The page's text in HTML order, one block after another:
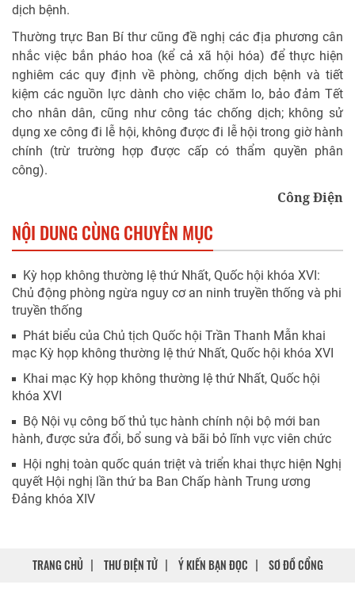
dịch bệnh.
Thường trực Ban Bí thư cũng đề nghị các địa phương cân
nhắc việc bắn pháo hoa (kể cả xã hội hóa) để thực hiện
nghiêm các quy định về phòng, chống dịch bệnh và tiết
kiệm các nguồn lực dành cho việc chăm lo, bảo đảm Tết
cho nhân dân, cũng như công tác chống dịch; không sử
dụng xe công đi lễ hội, không được đi lễ hội trong giờ hành
chính (trừ trường hợp được cấp có thẩm quyền phân
công).
Công Điện
NỘI DUNG CÙNG CHUYÊN MỤC
Kỳ họp không thường lệ thứ Nhất, Quốc hội khóa XVI:
Chủ động phòng ngừa nguy cơ an ninh truyền thống và phi
truyền thống
Phát biểu của Chủ tịch Quốc hội Trần Thanh Mẫn khai
mạc Kỳ họp không thường lệ thứ Nhất, Quốc hội khóa XVI
Khai mạc Kỳ họp không thường lệ thứ Nhất, Quốc hội
khóa XVI
Bộ Nội vụ công bố thủ tục hành chính nội bộ mới ban
hành, được sửa đổi, bổ sung và bãi bỏ lĩnh vực viên chức
Hội nghị toàn quốc quán triệt và triển khai thực hiện Nghị
quyết Hội nghị lần thứ ba Ban Chấp hành Trung ương
Đảng khóa XIV
TRANG CHỦ THƯ ĐIỆN TỬ Ý KIẾN BẠN ĐỌC SƠ ĐỒ CỔNG